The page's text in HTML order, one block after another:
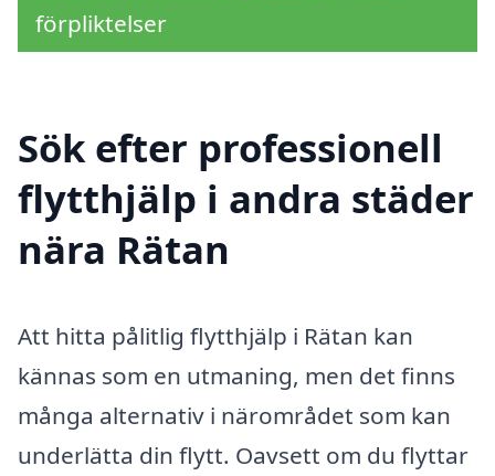
förpliktelser
Sök efter professionell
flytthjälp i andra städer
nära Rätan
Att hitta pålitlig flytthjälp i Rätan kan
kännas som en utmaning, men det finns
många alternativ i närområdet som kan
underlätta din flytt. Oavsett om du flyttar